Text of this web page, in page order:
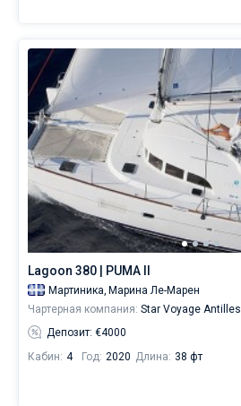
Lagoon 380 | PUMA II
Мартиника, Марина Ле-Марен
Чартерная компания: Star Voyage Antilles
Депозит: €4000
Кабин: 4 Год: 2020 Длина: 38 фт